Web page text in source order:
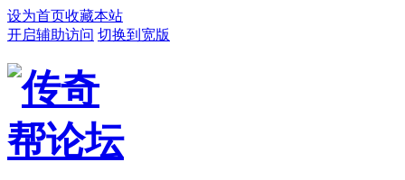
设为首页收藏本站
开启辅助访问 切换到宽版